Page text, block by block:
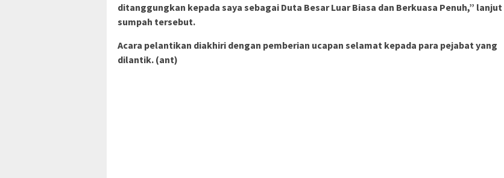
ditanggungkan kepada saya sebagai Duta Besar Luar Biasa dan Berkuasa Penuh,” lanjut
sumpah tersebut.
Acara pelantikan diakhiri dengan pemberian ucapan selamat kepada para pejabat yang
dilantik. (ant)